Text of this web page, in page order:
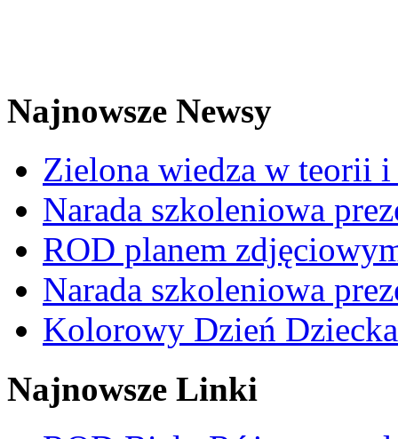
Najnowsze Newsy
Zielona wiedza w teorii
Narada szkoleniowa
ROD planem
Narada szkoleniowa
Kolorowy Dzień
Najnowsze Linki